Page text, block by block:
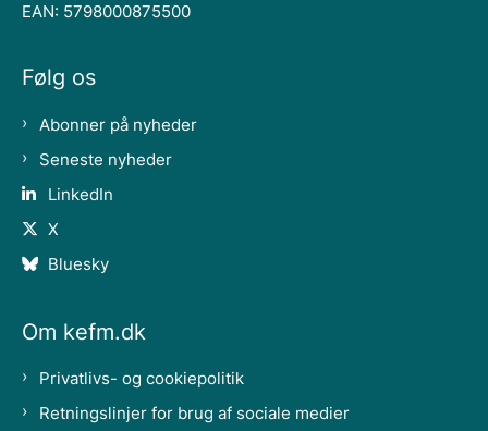
EAN: 5798000875500
Følg os
Abonner på nyheder
Seneste nyheder
LinkedIn
X
Bluesky
Om kefm.dk
Privatlivs- og cookiepolitik
Retningslinjer for brug af sociale medier